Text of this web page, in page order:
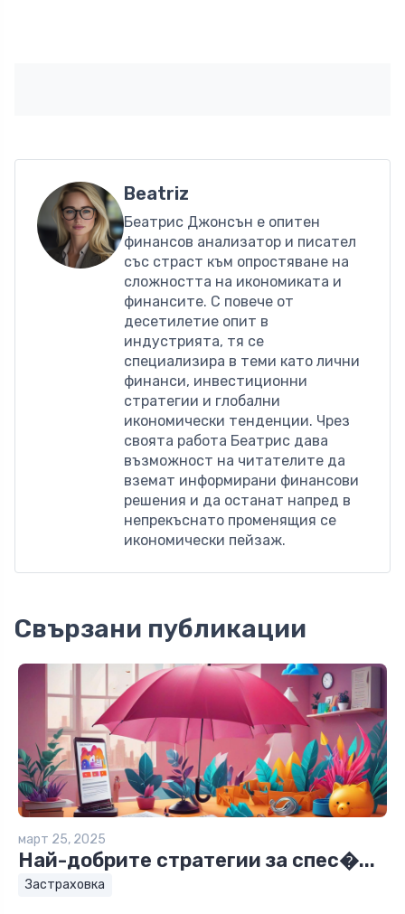
Beatriz
Беатрис Джонсън е опитен
финансов анализатор и писател
със страст към опростяване на
сложността на икономиката и
финансите. С повече от
десетилетие опит в
индустрията, тя се
специализира в теми като лични
финанси, инвестиционни
стратегии и глобални
икономически тенденции. Чрез
своята работа Беатрис дава
възможност на читателите да
вземат информирани финансови
решения и да останат напред в
непрекъснато променящия се
икономически пейзаж.
Свързани публикации
март 25, 2025
Най-добрите стратегии за спес�...
Застраховка